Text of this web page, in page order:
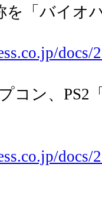
を「バイオ
docs/
コン、
docs/